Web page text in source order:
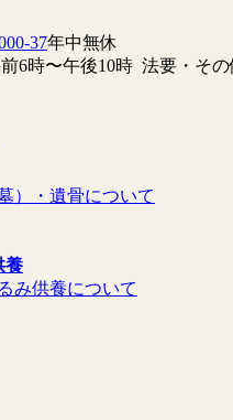
37年中無休
6時〜午後10時 法要・そ
）・遺骨について
養
み供養について